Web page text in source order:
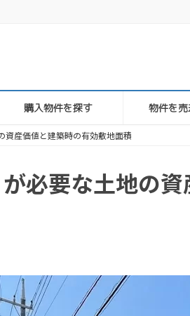
購入物件を探す 物件を
資産価値と建築時の有効敷地面積
必要な土地の